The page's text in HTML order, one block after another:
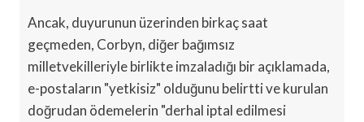
Ancak, duyurunun üzerinden birkaç saat
geçmeden, Corbyn, diğer bağımsız
milletvekilleriyle birlikte imzaladığı bir açıklamada,
e-postaların "yetkisiz" olduğunu belirtti ve kurulan
doğrudan ödemelerin "derhal iptal edilmesi